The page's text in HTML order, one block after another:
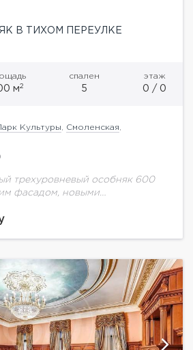
В ТИХОМ ПЕРЕУЛКЕ
м2
спален
5
этаж
0 / 0
Культуры Смоленская
трехуровневый особняк 600
фасадом, новыми